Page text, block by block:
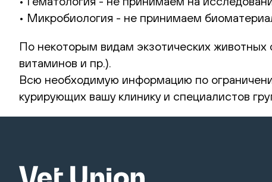
• Микробиология - не принимаем
По некоторым видам экзотических
витаминов и пр.).
Всю необходимую информацию по
курирующих вашу клинику и специалистов